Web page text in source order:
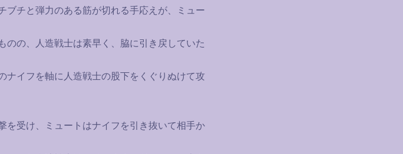
チと弾力のある筋が切れる手応えが、ミュー
の、人造戦士は素早く、脇に引き戻していた
イフを軸に人造戦士の股下をくぐりぬけて攻
受け、ミュートはナイフを引き抜いて相手か